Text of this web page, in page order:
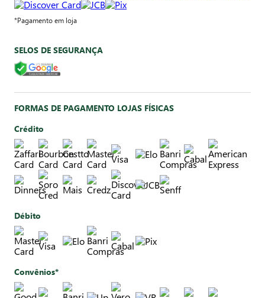
*Pagamento em loja
SELOS DE SEGURANÇA
FORMAS DE PAGAMENTO LOJAS FÍSICAS
Crédito
Débito
Convênios*